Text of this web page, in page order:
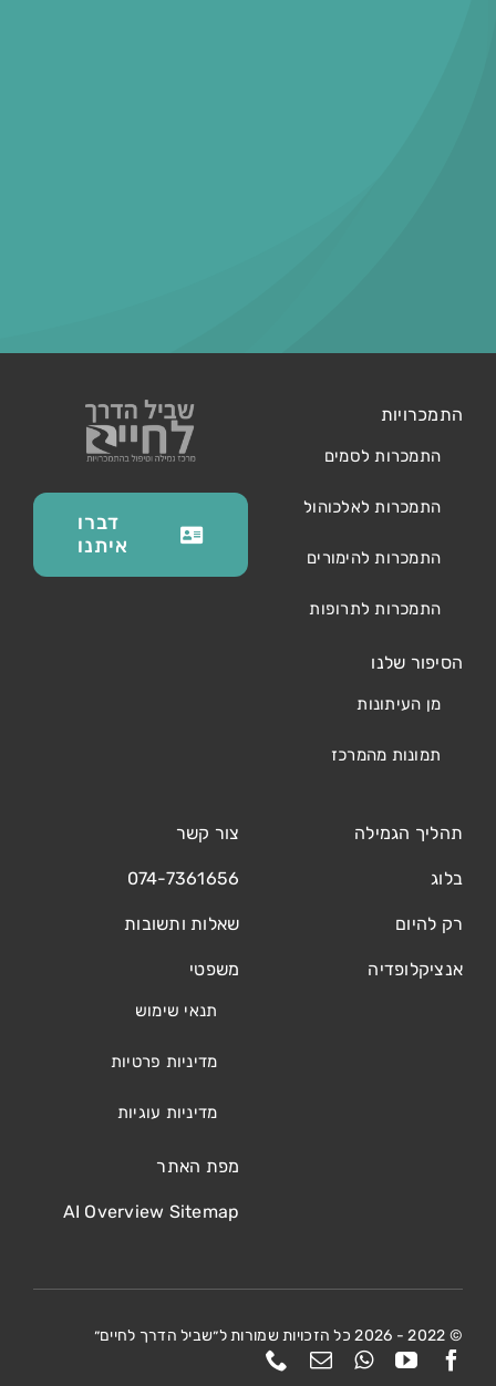
התמכרויות
התמכרות לסמים
התמכרות לאלכוהול
התמכרות להימורים
התמכרות לתרופות
הסיפור שלנו
מן העיתונות
תמונות מהמרכז
תהליך הגמילה
בלוג
רק להיום
אנציקלופדיה
צור קשר
074-7361656
שאלות ותשובות
משפטי
תנאי שימוש
מדיניות פרטיות
מדיניות עוגיות
מפת האתר
AI Overview Sitemap
דברו
איתנו
© 2022 - 2026 כל הזכויות שמורות ל״שביל הדרך לחיים״